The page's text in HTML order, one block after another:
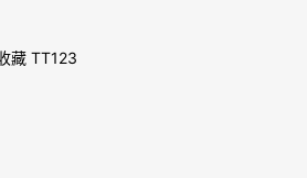
藏 TT123